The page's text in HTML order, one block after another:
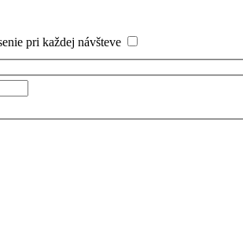
pri každej návšteve